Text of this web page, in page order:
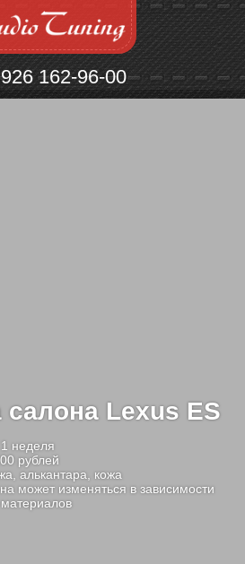
162-96-00
салона Lexus ES
1 неделя
рублей
алькантара, кожа
может изменяться в зависимости